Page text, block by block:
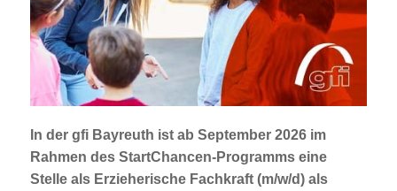
Jobportal
Presse und Medien
bbw e. V.
Karriere
In der gfi Bayreuth ist ab September 2026 im
Rahmen des StartChancen-Programmseine
Stelle als Erzieherische Fachkraft (m/w/d)als